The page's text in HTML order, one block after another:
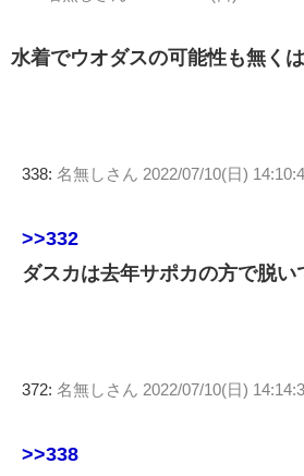
水着でウオダスの可能性も無く
338: 名無しさん 2022/07/10(日)
>>332
ダスカは去年サポカの方で脱い
372: 名無しさん 2022/07/10(日)
>>338